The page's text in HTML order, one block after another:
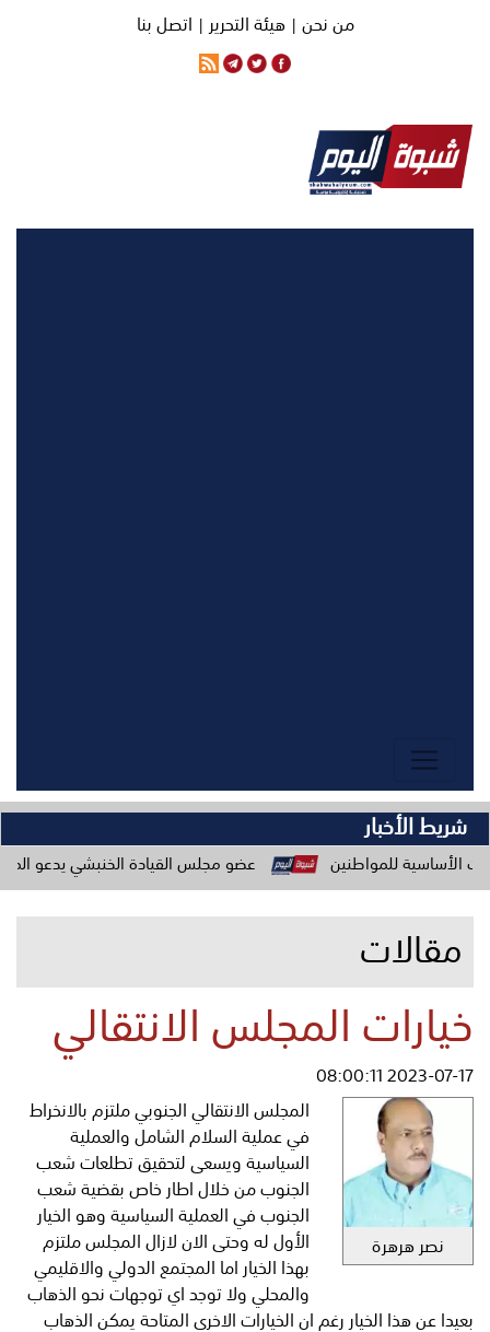
من نحن |هيئة التحرير | اتصل بنا
شريط الأخبار
عضو مجلس القيادة الخنبشي يدعو المكونات المجتمعية
مقالات
خيارات المجلس الانتقالي
2023-07-17 08:00:11
نصر هرهرة
المجلس الانتقالي الجنوبي ملتزم بالانخراط
في عملية السلام الشامل والعملية
السياسية ويسعى لتحقيق تطلعات شعب
الجنوب من خلال اطار خاص بقضية شعب
الجنوب في العملية السياسية وهو الخيار
الأول له وحتى الان لازال المجلس ملتزم
بهذا الخيار اما المجتمع الدولي والاقليمي
والمحلي ولا توجد اي توجهات نحو الذهاب
بعيدا عن هذا الخيار رغم ان الخيارات الاخرى المتاحة يمكن الذهاب